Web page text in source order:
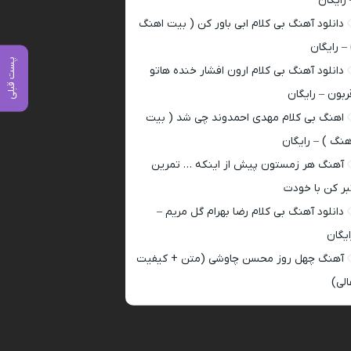
پست قبلی
دانلود آهنگ بی کلام ابی باور کن ( بیت اهنگ
– رایگان
دانلود آهنگ بی کلام ارون افشار خنده هاتو
– رایگان
اهنگ بی کلام مهدی احمدوند چی شد ( بیت
) – رایگان
آهنگ هر زمستون پیش از اینکه … تمرین
کن با خودت
دانلود آهنگ بی کلام رضا بهرام گل مریم –
آهنگ چهل روز محسن چاوشی (متن + کیفیت